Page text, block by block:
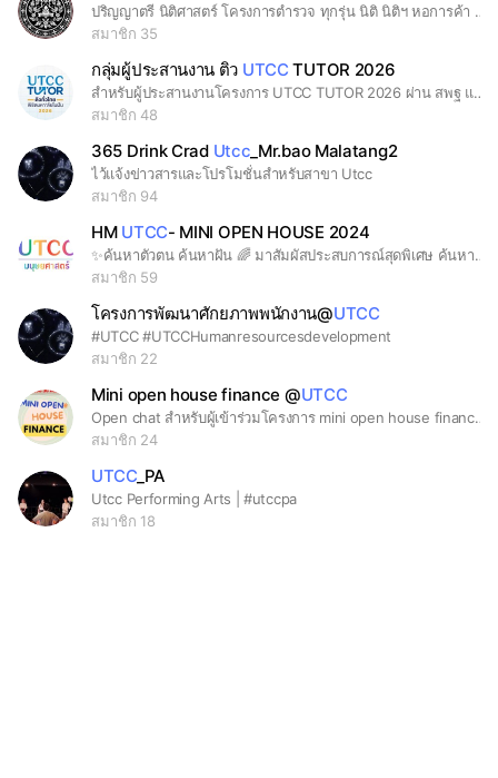
ปริญญาตรี นิติศาสตร์ โครงการตำรวจ ทุกรุ่น นิติ นิติฯ หอการค้า หอการค้าไทย ม.หอการค้า ม.หอการค้าไทย มหาวิทยาลัยหอการค้า มหาวิทยาลัยหอการค้าไทย เด็กหัวการค้า เด็กหอการค้า หัวการค้า มกค. UTCC ตำรวจ ป.ตรี Polce Law
สมาชิก 35
กลุ่มผู้ประสานงาน ติว UTCC TUTOR 2026
สำหรับผู้ประสานงานโครงการ UTCC TUTOR 2026 ผ่าน สพฐ และ สพม (รูปแบบสนามติวออนไลน์)
สมาชิก 48
365 Drink Crad Utcc _Mr.bao Malatang2
ไว้แจ้งข่าวสารและโปรโมชั่นสำหรับสาขา Utcc
สมาชิก 94
HM UTCC- MINI OPEN HOUSE 2024
✨ค้นหาตัวตน ค้นหาฝัน 🌈 มาสัมผัสประสบการณ์สุดพิเศษ ค้นหาตัวเอง ค้นหาคณะที่ใช่ ในงาน Mini Open House คณะมนุษยศาสตร์ มหาวิทยาลัยหอการค้าไทย ️📌 วันพุธที่ 5 มิถุนายน 2567 เวลา 09.00 - 16.00 น. 🧩 หอประชุม มหาวิทยาลัยหอการค้าไทย พบกิจกรรมภายในงานมากมาย ‼️ ✏️พบกับอาจารย์และรุ่นพี่ ✏️ร่วมกิจกรรมสุดมันส์ ✏️เรียนรู้เกี่ยวกับหลักสูตรต่างๆ ✏️รับทุนการศึกษาสุดพิเศษ และอีกมากมาย มาเจอกันได้ที่งาน 💖 #HM #HMUTCC #miniopenhouse #miniopenhouse2024 #openhouse #UTCC #Dreamcometrue #happyU #happyuniversity #Dek67 #Dek68 #เด็กหัวการค้า #เอกไทย #เอกจีน #เอกญี่ปุ่น #เอกอิ้ง #เอกเกาหลี #ออกแบบวิชาเรียน #สหวิทยาการ #สาขาศิลปะและธุรกิจการอสดงอยู่คณะมนุษยศาสตร์มหาลัยหอการค้าไทย
สมาชิก 59
โครงการพัฒนาศักยภาพพนักงาน@UTCC
#UTCC #UTCCHumanresourcesdevelopment
สมาชิก 22
Mini open house finance @UTCC
Open chat สำหรับผู้เข้าร่วมโครงการ mini open house finance @ UTCC วันที่ 1 และ 15 กพ 68
สมาชิก 24
UTCC_PA
Utcc Performing Arts | #utccpa
สมาชิก 18